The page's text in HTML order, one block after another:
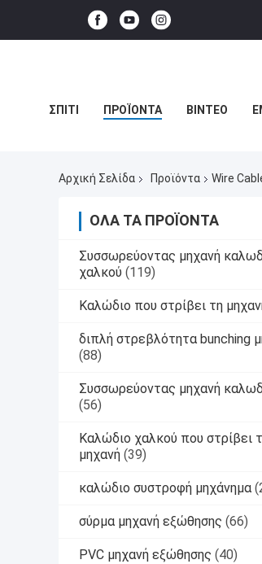
ΣΠΊΤΙ ΠΡΟΪΌΝΤΑ ΒΊΝΤΕΟ
Αρχική Σελίδα Προϊόντα Wire
ΌΛΑ ΤΑ ΠΡΟΪΌΝΤΑ
Συσσωρεύοντας μηχανή
χαλκού (119)
Καλώδιο που στρίβει τη
διπλή στρεβλότητα bunching
(88)
Συσσωρεύοντας μηχανή
(56)
Καλώδιο χαλκού που στρίβει
μηχανή (39)
καλώδιο συστροφή μηχάνημα
σύρμα μηχανή εξώθησης (66)
PVC μηχανή εξώθησης (40)